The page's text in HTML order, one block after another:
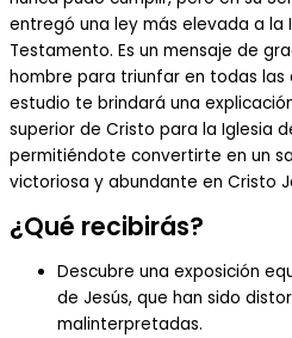
entregó una ley más elevada a la
Testamento. Es un mensaje de
hombre para triunfar en todas las
estudio te brindará una
superior de Cristo para la Iglesia
permitiéndote convertirte en un
victoriosa y abundante en Cristo
¿Qué recibirás?
Descubre una exposición
de Jesús, que han sido
malinterpretadas.